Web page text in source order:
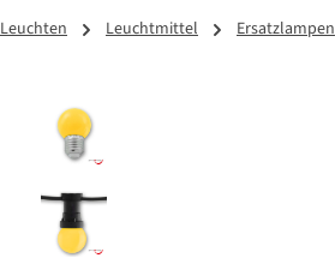
Leuchten Leuchtmittel Ersatzlampen
Bildergalerie überspringen